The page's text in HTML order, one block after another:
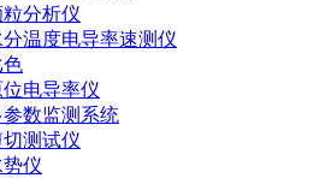
分析仪
温度电导率速测仪
色
电导率仪
参数监测系统
测试仪
仪